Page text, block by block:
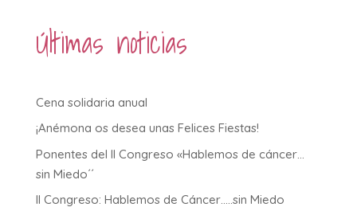
Últimas noticias
Cena solidaria anual
¡Anémona os desea unas Felices Fiestas!
Ponentes del II Congreso «Hablemos de cáncer…
sin Miedo´´
II Congreso: Hablemos de Cáncer…..sin Miedo